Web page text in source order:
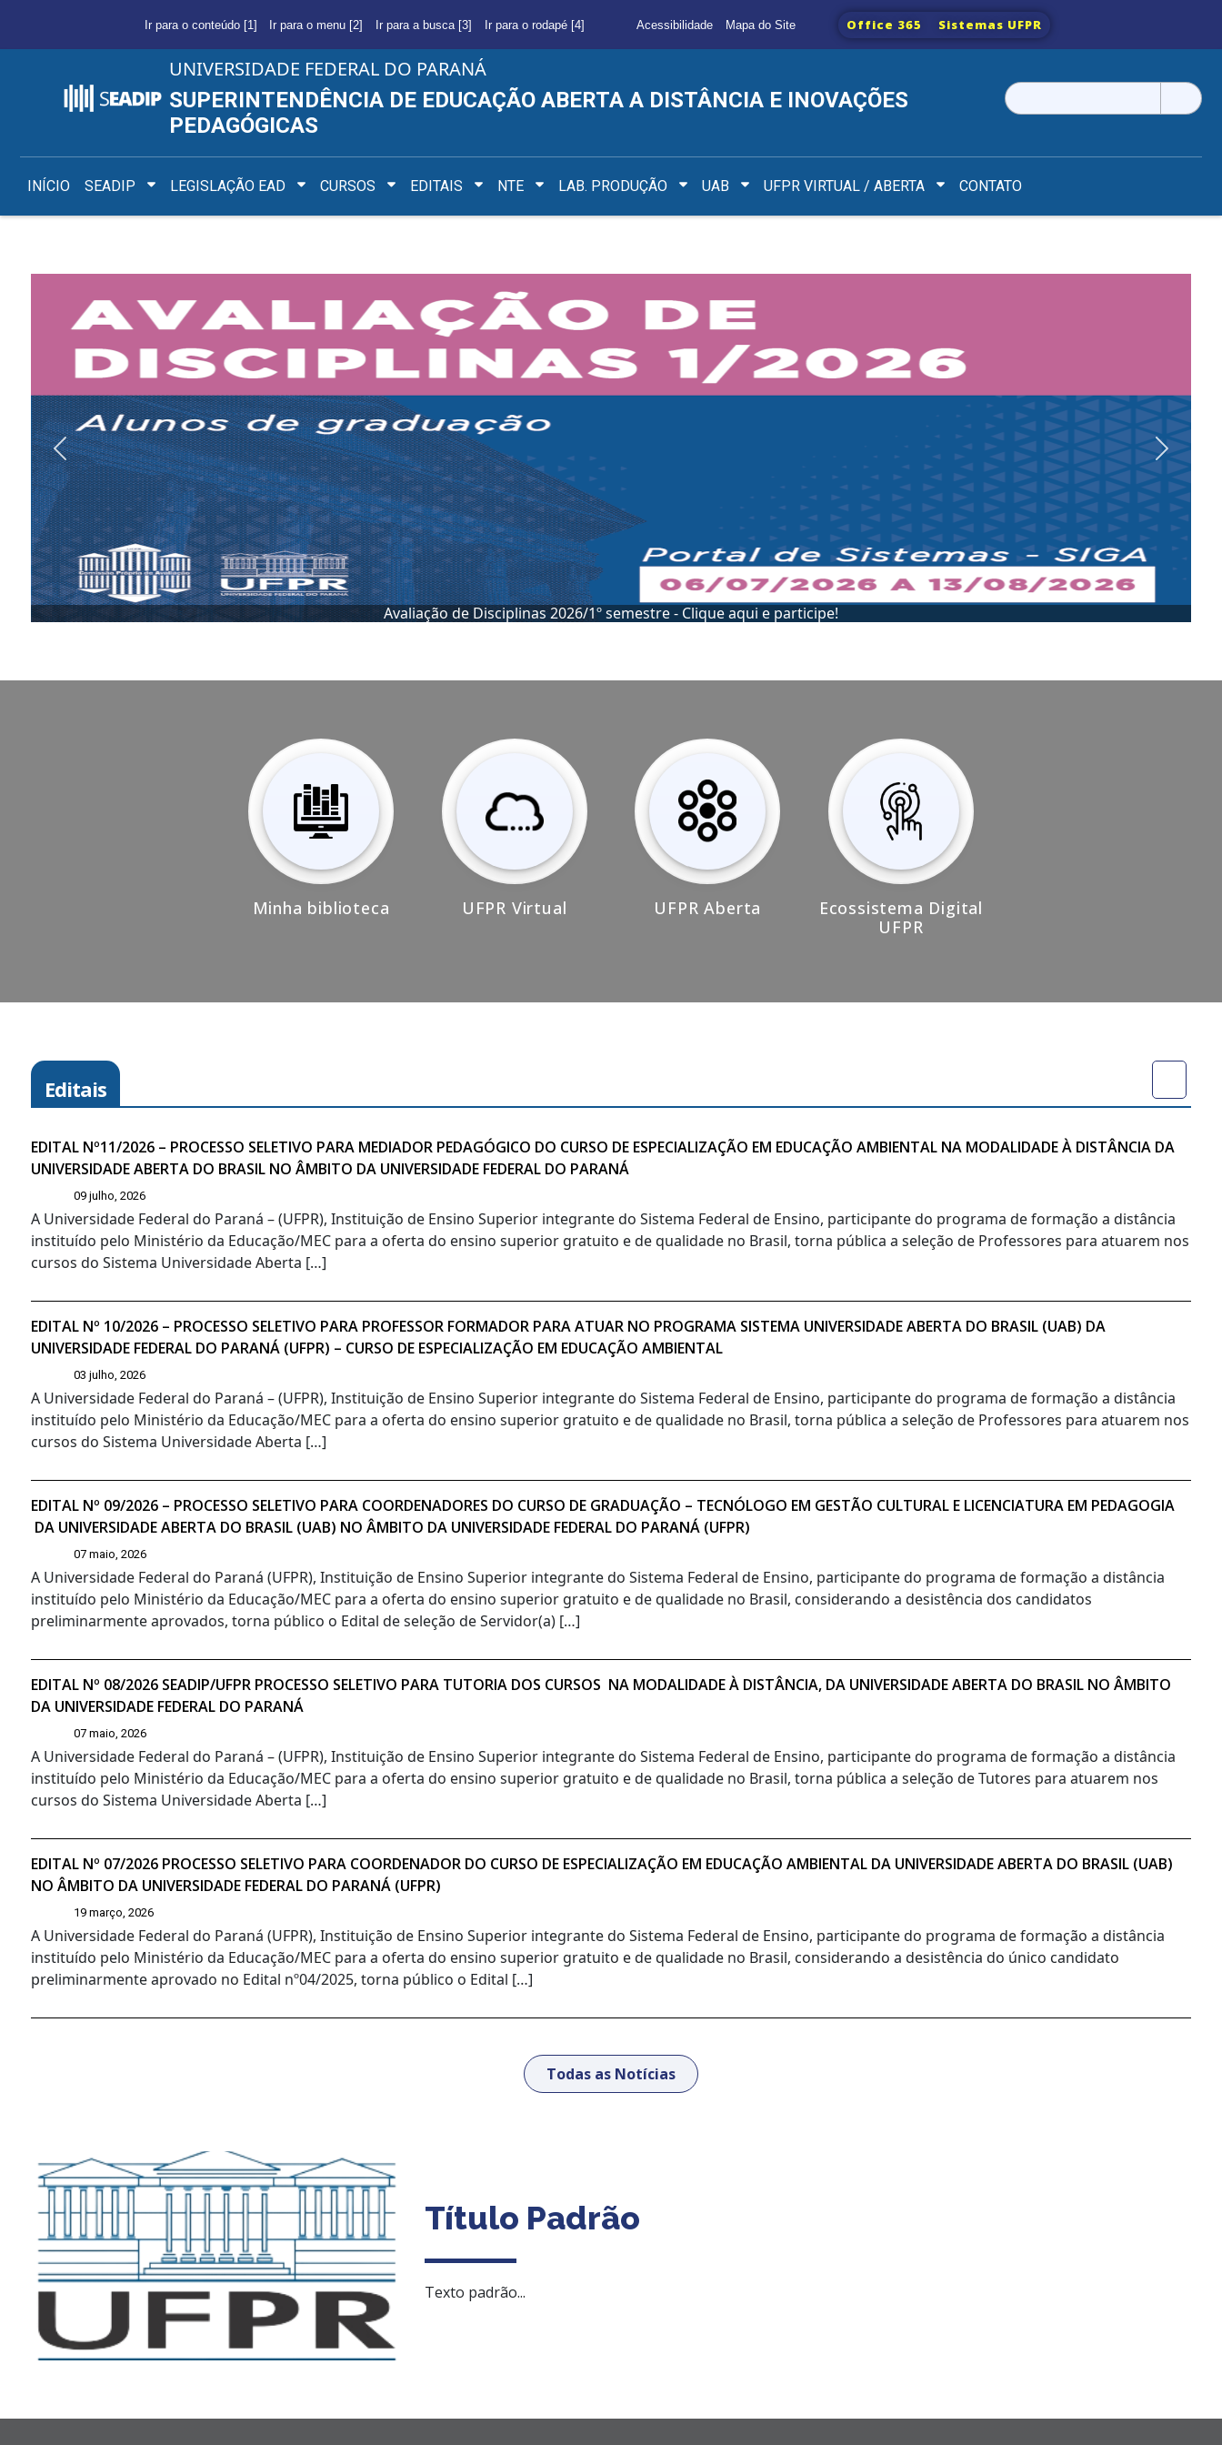
Ir para o conteúdo [1] Ir para o menu [2] Ir para a busca [3] Ir para o rodapé [4] Acessibilidade Mapa do Site Office 365 Sistemas UFPR
UNIVERSIDADE FEDERAL DO PARANÁ
SUPERINTENDÊNCIA DE EDUCAÇÃO ABERTA A DISTÂNCIA E INOVAÇÕES
PEDAGÓGICAS
Pesquisar
por:
INÍCIO SEADIP LEGISLAÇÃO EAD CURSOS EDITAIS NTE LAB. PRODUÇÃO UAB UFPR VIRTUAL / ABERTA CONTATO
Conheça a SEADIP
Previous Next
Minha biblioteca UFPR Virtual UFPR Aberta
Ecossistema Digital
UFPR
Editais
EDITAL Nº11/2026 – PROCESSO SELETIVO PARA MEDIADOR PEDAGÓGICO DO CURSO DE ESPECIALIZAÇÃO EM EDUCAÇÃO AMBIENTAL NA MODALIDADE À DISTÂNCIA DA
UNIVERSIDADE ABERTA DO BRASIL NO ÂMBITO DA UNIVERSIDADE FEDERAL DO PARANÁ
09 julho, 2026
A Universidade Federal do Paraná – (UFPR), Instituição de Ensino Superior integrante do Sistema Federal de Ensino, participante do programa de formação a distância
instituído pelo Ministério da Educação/MEC para a oferta do ensino superior gratuito e de qualidade no Brasil, torna pública a seleção de Professores para atuarem nos
cursos do Sistema Universidade Aberta […]
EDITAL Nº 10/2026 – PROCESSO SELETIVO PARA PROFESSOR FORMADOR PARA ATUAR NO PROGRAMA SISTEMA UNIVERSIDADE ABERTA DO BRASIL (UAB) DA
UNIVERSIDADE FEDERAL DO PARANÁ (UFPR) – CURSO DE ESPECIALIZAÇÃO EM EDUCAÇÃO AMBIENTAL
03 julho, 2026
A Universidade Federal do Paraná – (UFPR), Instituição de Ensino Superior integrante do Sistema Federal de Ensino, participante do programa de formação a distância
instituído pelo Ministério da Educação/MEC para a oferta do ensino superior gratuito e de qualidade no Brasil, torna pública a seleção de Professores para atuarem nos
cursos do Sistema Universidade Aberta […]
EDITAL Nº 09/2026 – PROCESSO SELETIVO PARA COORDENADORES DO CURSO DE GRADUAÇÃO – TECNÓLOGO EM GESTÃO CULTURAL E LICENCIATURA EM PEDAGOGIA
DA UNIVERSIDADE ABERTA DO BRASIL (UAB) NO ÂMBITO DA UNIVERSIDADE FEDERAL DO PARANÁ (UFPR)
07 maio, 2026
A Universidade Federal do Paraná (UFPR), Instituição de Ensino Superior integrante do Sistema Federal de Ensino, participante do programa de formação a distância
instituído pelo Ministério da Educação/MEC para a oferta do ensino superior gratuito e de qualidade no Brasil, considerando a desistência dos candidatos
preliminarmente aprovados, torna público o Edital de seleção de Servidor(a) […]
EDITAL Nº 08/2026 SEADIP/UFPR PROCESSO SELETIVO PARA TUTORIA DOS CURSOS NA MODALIDADE À DISTÂNCIA, DA UNIVERSIDADE ABERTA DO BRASIL NO ÂMBITO
DA UNIVERSIDADE FEDERAL DO PARANÁ
07 maio, 2026
A Universidade Federal do Paraná – (UFPR), Instituição de Ensino Superior integrante do Sistema Federal de Ensino, participante do programa de formação a distância
instituído pelo Ministério da Educação/MEC para a oferta do ensino superior gratuito e de qualidade no Brasil, torna pública a seleção de Tutores para atuarem nos
cursos do Sistema Universidade Aberta […]
EDITAL Nº 07/2026 PROCESSO SELETIVO PARA COORDENADOR DO CURSO DE ESPECIALIZAÇÃO EM EDUCAÇÃO AMBIENTAL DA UNIVERSIDADE ABERTA DO BRASIL (UAB)
NO ÂMBITO DA UNIVERSIDADE FEDERAL DO PARANÁ (UFPR)
19 março, 2026
A Universidade Federal do Paraná (UFPR), Instituição de Ensino Superior integrante do Sistema Federal de Ensino, participante do programa de formação a distância
instituído pelo Ministério da Educação/MEC para a oferta do ensino superior gratuito e de qualidade no Brasil, considerando a desistência do único candidato
preliminarmente aprovado no Edital nº04/2025, torna público o Edital […]
Todas as Notícias
Título Padrão
Texto padrão...